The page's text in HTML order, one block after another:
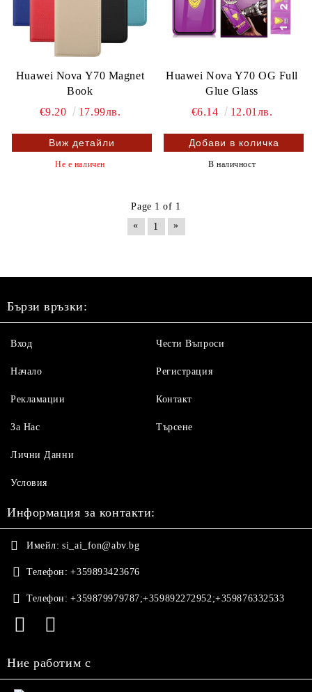
Huawei Nova Y70 Magnet
Book
€9.20
17.99лв.
Виж детайли
Не е наличен
Huawei Nova Y70 OG Full
Glue Glass
€6.14
12.01лв.
В наличност
Page 1 of 1
«
1 »
Бързи връзки:
Вход
Начало
Рекламации
За Нас
Чести Въпроси
Регистрация
Контакт
Търсене
Лични Данни
Условия
Информация за контакти:
Имейл: si_ai_fon@abv.bg
Телефон: +359893423676
Телефон: +359879979787;+359892272952;+359876332533
Ние работим с